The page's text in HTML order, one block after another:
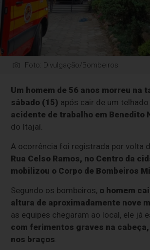
Foto: Divulgação/Bombeiros
Um homem de 56 anos morreu na
sábado (15) após cair de um
acidente de trabalho em Benedito
do Itajaí.
A ocorrência foi registrada por volta
Rua Celso Ramos, no Centro da
mobilizou o Corpo de Bombeiros
Segundo os bombeiros, o homem
altura de aproximadamente nove
as equipes chegaram ao local, ele já
com ferimentos graves na
nos braços